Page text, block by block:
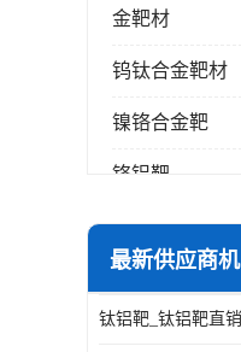
金靶材
钨钛合金靶材
镍铬合金靶
铬铝靶
三氧化铝靶材
铬靶材
最新供应商机